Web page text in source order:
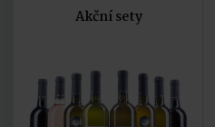
Akční sety